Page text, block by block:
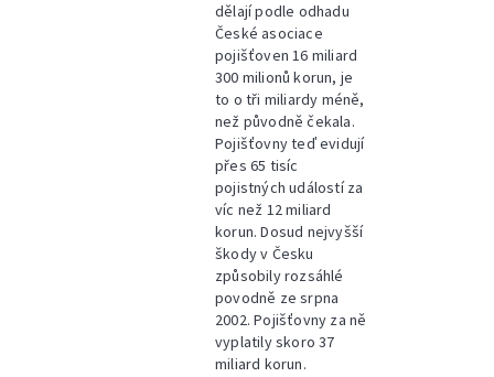
dělají podle odhadu
České asociace
pojišťoven 16 miliard
300 milionů korun, je
to o tři miliardy méně,
než původně čekala.
Pojišťovny teď evidují
přes 65 tisíc
pojistných událostí za
víc než 12 miliard
korun. Dosud nejvyšší
škody v Česku
způsobily rozsáhlé
povodně ze srpna
2002. Pojišťovny za ně
vyplatily skoro 37
miliard korun.